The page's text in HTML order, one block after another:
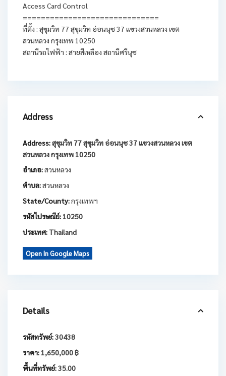
Access Card Control
==============================
ที่ตั้ง : สุขุมวิท 77 สุขุมวิท อ่อนนุช 37 แขวงสวนหลวง เขต
สวนหลวง กรุงเทพ 10250
สถานีรถไฟฟ้า : สายสีเหลือง สถานีศรีนุช
Address
Address:สุขุมวิท 77 สุขุมวิท อ่อนนุช 37 แขวงสวนหลวง เขต
สวนหลวง กรุงเทพ 10250
อำเภอ:สวนหลวง
ตำบล:สวนหลวง
State/County:กรุงเทพฯ
รหัสไปรษณีย์: 10250
ประเทศ: Thailand
Open In Google Maps
Details
รหัสทรัพย์:30438
ราคา: 1,650,000 ฿
พื้นที่ทรัพย์:35.00